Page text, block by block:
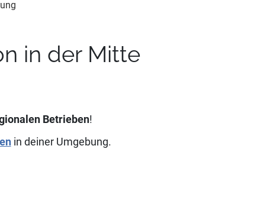
in der Mitte
Betrieben!
in deiner Umgebung.